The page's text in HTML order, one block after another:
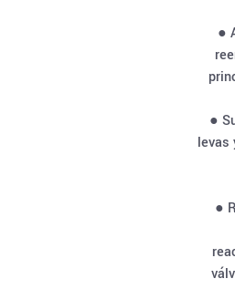
●
●
levas
●